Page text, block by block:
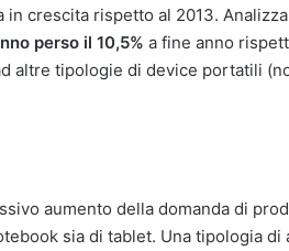
in crescita rispetto al 2013.
perso il 10,5% a fine anno
altre tipologie di device portatili
aumento della domanda di
sia di tablet. Una tipologia di